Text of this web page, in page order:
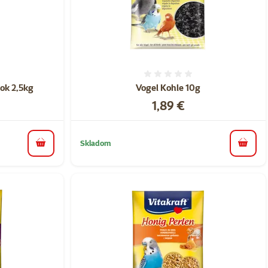
2,5kg
do košíka
Vogel Kohle 10g
Cena
1,89 €
Skladom do